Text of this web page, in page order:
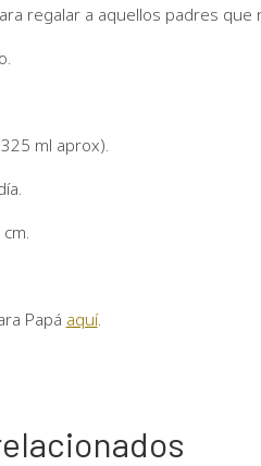
regalar a aquellos padres que
ml aprox).
Papá aquí.